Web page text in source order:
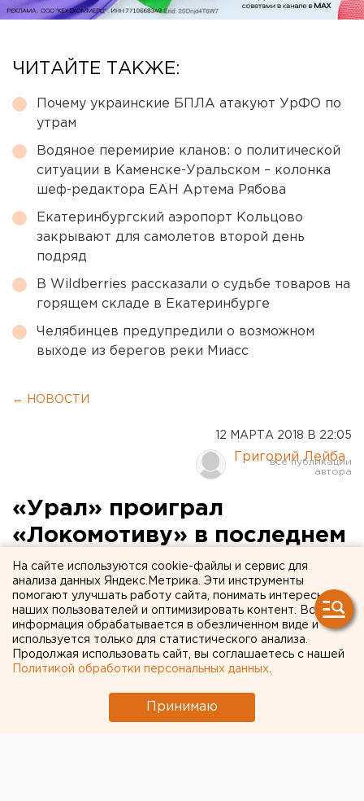
ЧИТАЙТЕ ТАКЖЕ:
Почему украинские БПЛА атакуют УрФО по
утрам
Водяное перемирие кланов: о политической
ситуации в Каменске-Уральском – колонка
шеф-редактора ЕАН Артема Рябова
Екатеринбургский аэропорт Кольцово
закрывают для самолетов второй день
подряд
В Wildberries рассказали о судьбе товаров на
горящем складе в Екатеринбурге
Челябинцев предупредили о возможном
выходе из берегов реки Миасс
← НОВОСТИ
12 МАРТА 2018 В 22:05
Григорий Лейба
«Урал» проиграл
«Локомотиву» в последнем
матче на уралмашевском
стадионе (ФОТО)
На сайте используются cookie-файлы и сервис для
анализа данных Яндекс.Метрика. Эти инструменты
помогают улучшать работу сайта, понимать интересы
наших пользователей и оптимизировать контент. Вся
информация обрабатывается в обезличенном виде и
используется только для статистического анализа.
Продолжая использовать сайт, вы соглашаетесь с нашей
Политикой обработки персональных данных
Принимаю